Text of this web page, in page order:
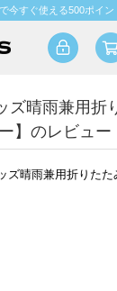
今すぐ使える500ポイン
ズ晴雨兼用折
】のレビュー
ズ晴雨兼用折りたた